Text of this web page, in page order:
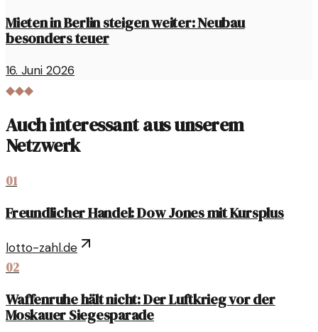
Mieten in Berlin steigen weiter: Neubau
besonders teuer
16. Juni 2026
◆◆◆
Auch interessant aus unserem
Netzwerk
01
Freundlicher Handel: Dow Jones mit Kursplus
lotto-zahl.de
02
Waffenruhe hält nicht: Der Luftkrieg vor der
Moskauer Siegesparade